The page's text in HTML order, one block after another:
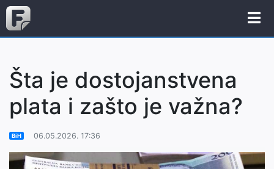
Šta je dostojanstvena
plata i zašto je važna?
BiH 06.05.2026. 17:36